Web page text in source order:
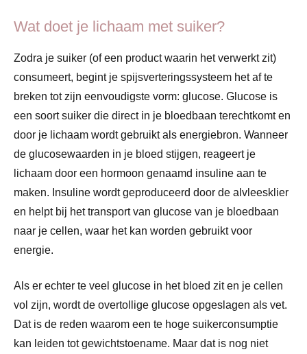
Wat doet je lichaam met suiker?
Zodra je suiker (of een product waarin het verwerkt zit)
consumeert, begint je spijsverteringssysteem het af te
breken tot zijn eenvoudigste vorm: glucose. Glucose is
een soort suiker die direct in je bloedbaan terechtkomt en
door je lichaam wordt gebruikt als energiebron. Wanneer
de glucosewaarden in je bloed stijgen, reageert je
lichaam door een hormoon genaamd insuline aan te
maken. Insuline wordt geproduceerd door de alvleesklier
en helpt bij het transport van glucose van je bloedbaan
naar je cellen, waar het kan worden gebruikt voor
energie.
Als er echter te veel glucose in het bloed zit en je cellen
vol zijn, wordt de overtollige glucose opgeslagen als vet.
Dat is de reden waarom een te hoge suikerconsumptie
kan leiden tot gewichtstoename. Maar dat is nog niet